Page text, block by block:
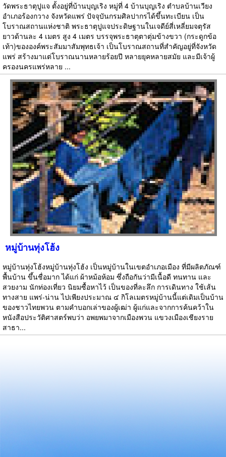
วัดพระธาตุปูแจ ตั้งอยู่ที่บ้านบุญเริง หมู่ที่ 4 บ้านบุญเริง ตำบลบ้านเวียง
อำเภอร้องกวาง จังหวัดแพร่ ปัจจุบันกรมศิลปากรได้ขึ้นทะเบียน เป็น
โบราณสถานแห่งชาติ พระธาตุปูแจประดิษฐานในเจดีย์สี่เหลี่ยมจตุรัส
ยาวด้านละ 4 เมตร สูง 4 เมตร บรรจุพระธาตุตาตุ่มข้างขวา (กระดูกข้อ
เท้า)ขององค์พระสัมมาสัมพุทธเจ้า เป็นโบราณสถานที่สำคัญอยู่ที่จังหวัด
แพร่ สร้างมาแต่โบราณนานหลายร้อยปี หลายยุคหลายสมัย และมีเจ้าผู้
ครองนครแพร่หลาย ...
หมู่บ้านทุ่งโฮ้ง
หมู่บ้านทุ่งโฮ้งหมู่บ้านทุ่งโฮ้ง เป็นหมู่บ้านในเขตอำเภอเมือง ที่มีผลิตภัณฑ์
พื้นบ้าน ขึ้นชื่อมาก ได้แก่ ผ้าหม้อห้อม ซึ่งถือกันว่ามีเนื้อดี ทนทาน และ
สวยงาม นักท่องเที่ยว นิยมซื้อหาไว้ เป็นของที่ละลึก การเดินทาง ใช้เส้น
ทางสาย แพร่-น่าน ไปเพียงประมาณ ๔ กิโลเมตรหมู่บ้านนี้แต่เดิมเป็นบ้าน
ของชาวไทยพวน ตามคำบอกเล่าของผู้เฒ่า ผู้แก่และจากการค้นคว้าใน
หนังสือประวัติศาสตร์พบว่า อพยพมาจากเมืองพวน แขวงเมืองเชียงราย
สาธา...